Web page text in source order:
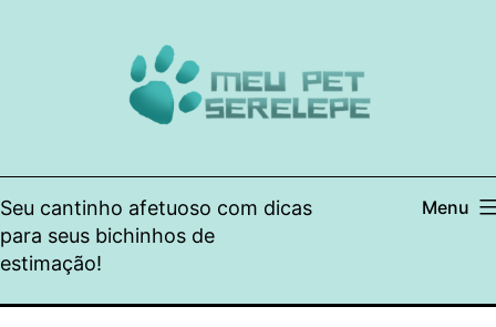
Seu cantinho afetuoso com dicas
para seus bichinhos de
estimação!
Menu